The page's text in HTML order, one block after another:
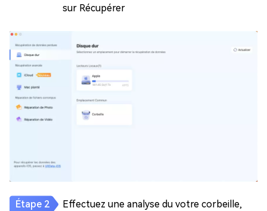
sur Récupérer
Effectuez une analyse du votre corbeille,